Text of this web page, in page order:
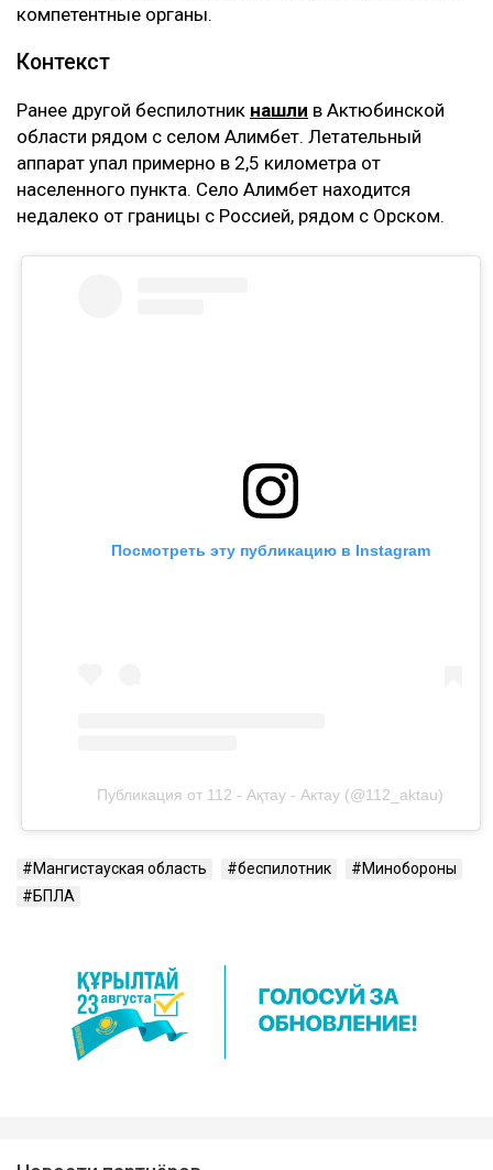
компетентные органы.
Контекст
Ранее другой беспилотник нашли в Актюбинской
области рядом с селом Алимбет. Летательный
аппарат упал примерно в 2,5 километра от
населенного пункта. Село Алимбет находится
недалеко от границы с Россией, рядом с Орском.
Посмотреть эту публикацию в Instagram
Публикация от 112 - Ақтау - Актау (@112_aktau)
Мангистауская область беспилотник
Минобороны
БПЛА